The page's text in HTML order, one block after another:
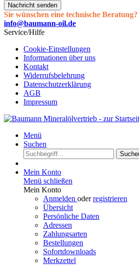
Nachricht senden
Sie wünschen eine technische Beratung?
info@baumann-oil.de
Service/Hilfe
Cookie-Einstellungen
Informationen über uns
Kontakt
Widerrufsbelehrung
Datenschutzerklärung
AGB
Impressum
Menü
Suchen
Mein Konto
Menü schließen
Mein Konto
Anmelden oderregistrieren
Übersicht
Persönliche Daten
Adressen
Zahlungsarten
Bestellungen
Sofortdownloads
Merkzettel